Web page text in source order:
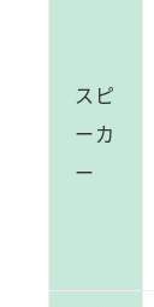
スピ
ーカ
ー